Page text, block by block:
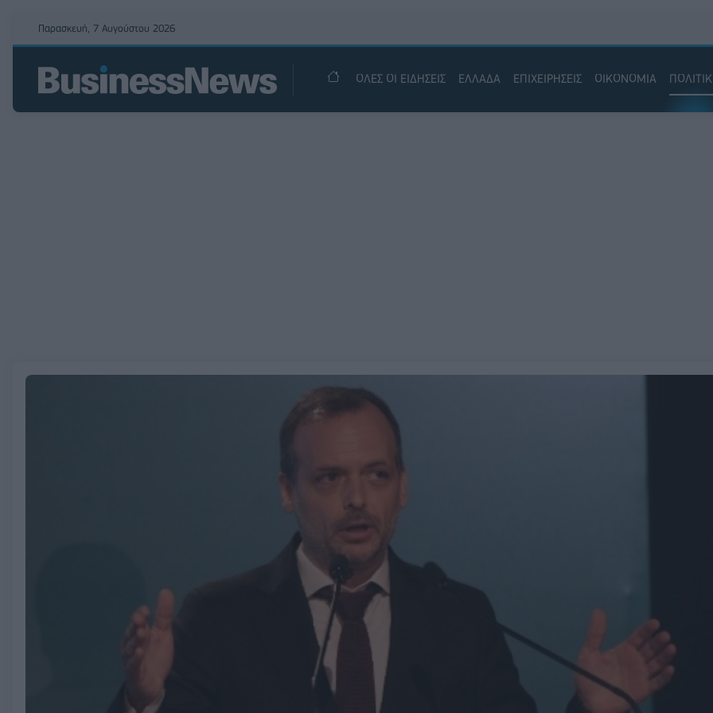
Παρασκευή, 7 Αυγούστου 2026
ΟΛΕΣ ΟΙ ΕΙΔΗΣΕΙΣ ΕΛΛΑΔΑ ΕΠΙΧΕΙΡΗΣΕΙΣ ΟΙΚΟΝΟΜΙΑ